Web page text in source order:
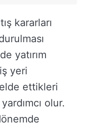
kararları
yatırım
yeri
ettikleri
olur.